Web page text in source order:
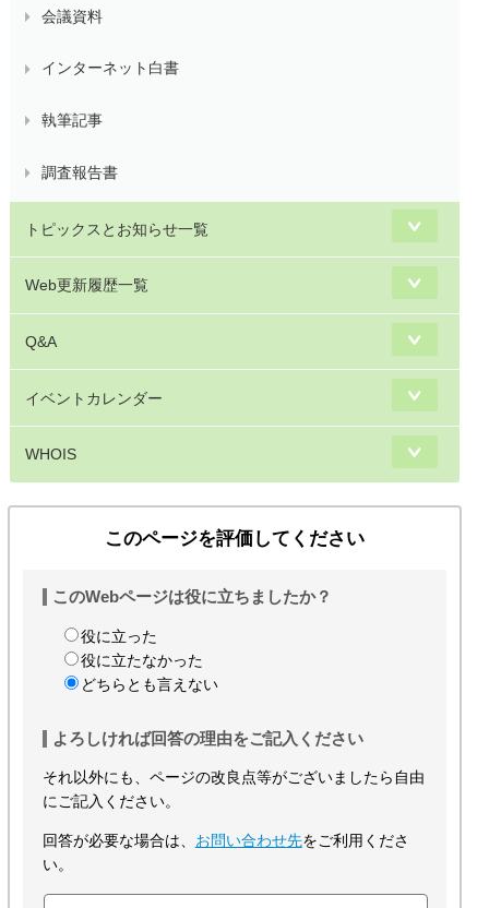
会議資料
インターネット白書
執筆記事
調査報告書
トピックスとお知らせ一覧
Web更新履歴一覧
Q&A
イベントカレンダー
WHOIS
このページを評価してください
このWebページは役に立ちましたか？
役に立った
役に立たなかった
どちらとも言えない
よろしければ回答の理由をご記入ください
それ以外にも、ページの改良点等がございましたら自由
にご記入ください。
回答が必要な場合は、 お問い合わせ先をご利用くださ
い。